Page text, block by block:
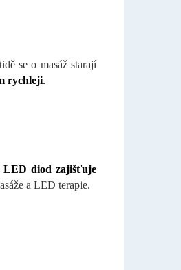
se o masáž starají
rychleji.
LED diod zajišťuje
a LED terapie.